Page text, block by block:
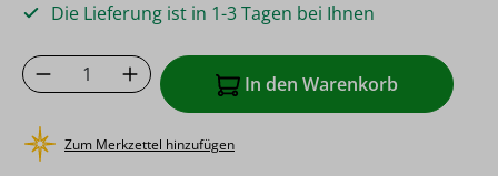
Die Lieferung ist in 1-3 Tagen bei Ihnen
Produkt Anzahl: Gib den gewünschten
In den Warenkorb
Zum Merkzettel hinzufügen